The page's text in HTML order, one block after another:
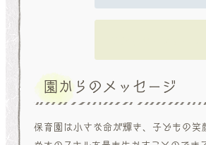
園からのメッセージ
保育園は小さな命が輝き、子どもの笑